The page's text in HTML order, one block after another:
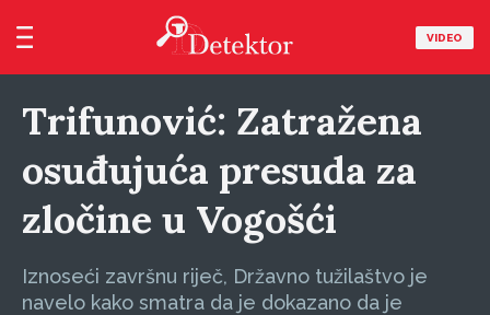
VIDEO
Trifunović: Zatražena
osuđujuća presuda za
zločine u Vogošći
Iznoseći završnu riječ, Državno tužilaštvo je
navelo kako smatra da je dokazano da je